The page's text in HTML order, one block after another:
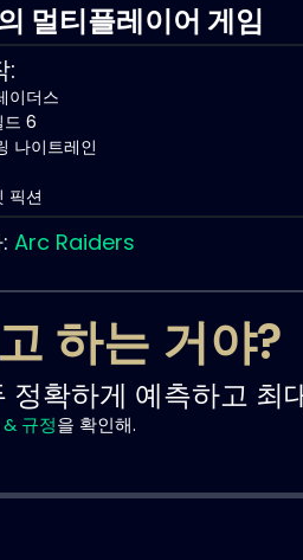
멀티플레이어 게임
:
이더스
드 6
나이트레인
픽션
Arc Raiders
하는 거야?
정확하게 예측하고
규정을 확인해.